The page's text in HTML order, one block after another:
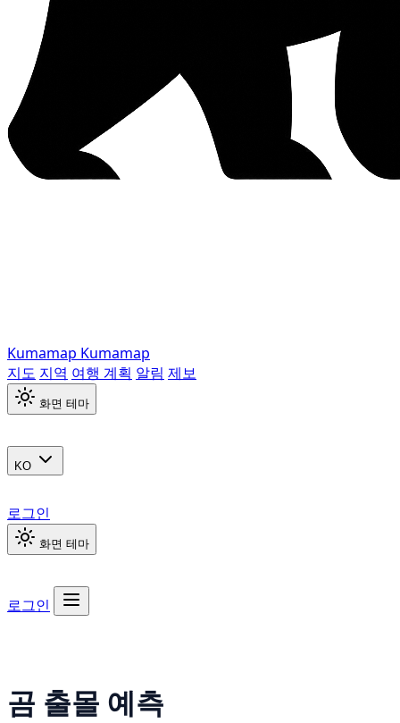
Kumamap Kumamap
지도 지역 여행 계획 알림 제보
화면 테마
KO
로그인
화면 테마
로그인
곰 출몰 예측